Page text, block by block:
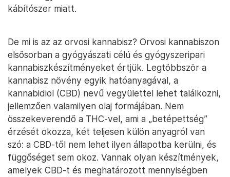
kábítószer miatt.
De mi is az az orvosi kannabisz? Orvosi kannabiszon
elsősorban a gyógyászati célú és gyógyszeripari
kannabiszkészítményeket értjük. Legtöbbször a
kannabisz növény egyik hatóanyagával, a
kannabidiol (CBD) nevű vegyülettel lehet találkozni,
jellemzően valamilyen olaj formájában. Nem
összekeverendő a THC-vel, ami a „betépettség”
érzését okozza, két teljesen külön anyagról van
szó: a CBD-től nem lehet ilyen állapotba kerülni, és
függőséget sem okoz. Vannak olyan készítmények,
amelyek CBD-t és meghatározott mennyiségben